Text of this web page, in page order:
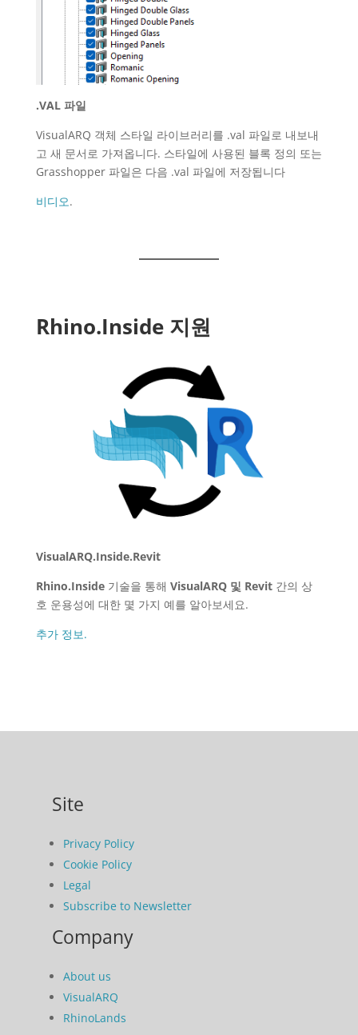
.VAL 파일
VisualARQ 객체 스타일 라이브러리를 .val 파일로 내보내
고 새 문서로 가져옵니다. 스타일에 사용된 블록 정의 또는
Grasshopper 파일은 다음 .val 파일에 저장됩니다
비디오.
Rhino.Inside 지원
VisualARQ.Inside.Revit
Rhino.Inside기술을 통해 VisualARQ 및 Revit간의 상
호 운용성에 대한 몇 가지 예를 알아보세요.
추가 정보.
Site
Privacy Policy
Cookie Policy
Legal
Subscribe to Newsletter
Company
About us
VisualARQ
RhinoLands